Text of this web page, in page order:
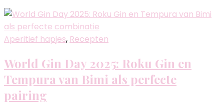
Aperitief hapjes, Recepten
World Gin Day 2025: Roku Gin en
Tempura van Bimi als perfecte
pairing